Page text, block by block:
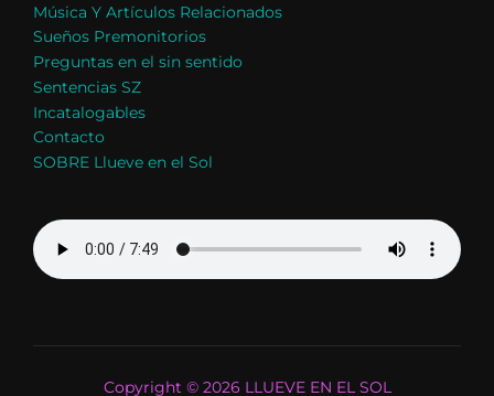
Música Y Artículos Relacionados
Sueños Premonitorios
Preguntas en el sin sentido
Sentencias SZ
Incatalogables
Contacto
SOBRE Llueve en el Sol
Copyright © 2026 LLUEVE EN EL SOL